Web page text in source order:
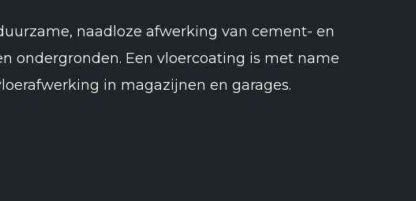
naadloze afwerking van cement- en
ondergronden. Een vloercoating is met name
in magazijnen en garages.